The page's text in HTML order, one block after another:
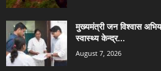
मुख्यमंत्री जन विश्वास
स्वास्थ्य केन्द्र...
August 7, 2026